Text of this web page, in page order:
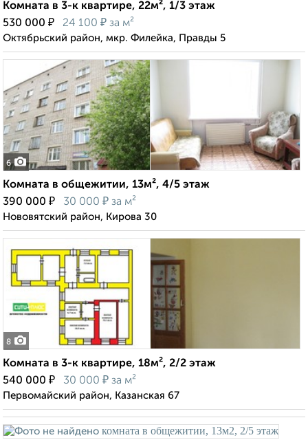
Комната в 3-к квартире, 22м², 1/3 этаж
530 000 ₽ 24 100 ₽ за м²
Октябрьский район, мкр. Филейка, Правды 5
6
Комната в общежитии, 13м², 4/5 этаж
390 000 ₽ 30 000 ₽ за м²
Нововятский район, Кирова 30
8
Комната в 3-к квартире, 18м², 2/2 этаж
540 000 ₽ 30 000 ₽ за м²
Первомайский район, Казанская 67